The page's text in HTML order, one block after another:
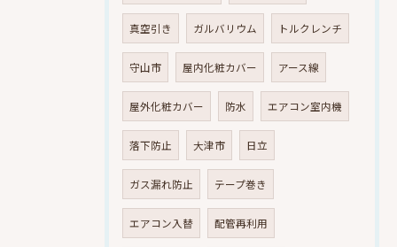
真空引き ガルバリウム トルクレンチ
守山市 屋内化粧カバー アース線
屋外化粧カバー 防水 エアコン室内機
落下防止 大津市 日立
ガス漏れ防止 テープ巻き
エアコン入替 配管再利用